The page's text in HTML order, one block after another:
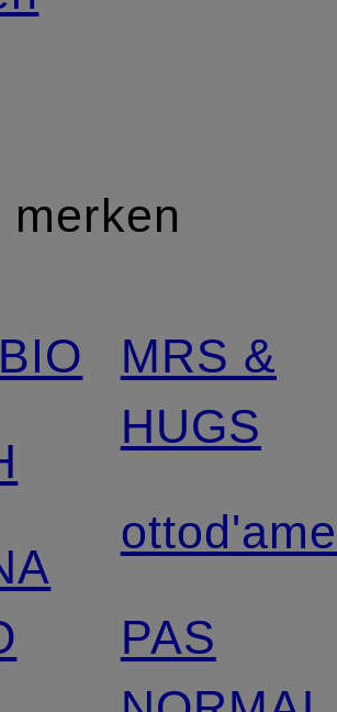
merken
MRS &
HUGS
ottod'ame
PAS